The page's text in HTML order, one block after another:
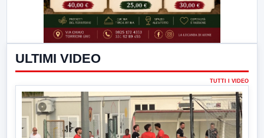
ULTIMI VIDEO
TUTTI I VIDEO